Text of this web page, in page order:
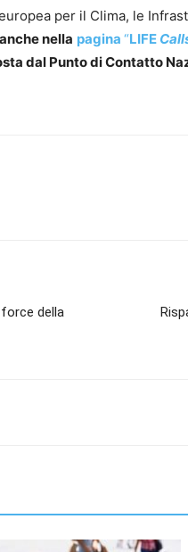
per il Clima, le
anche nella pagina “LIFE
dal Punto di Contatto
della